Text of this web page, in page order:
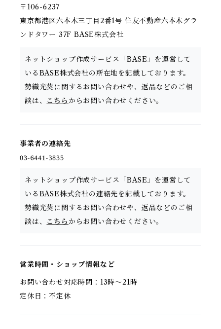
〒106-6237
東京都港区六本木三丁目2番1号 住友不動産六本木グラ
ンドタワー 37F BASE株式会社
ネットショップ作成サービス「BASE」を運営して
いるBASE株式会社の所在地を記載しております。
勢織光葵に関するお問い合わせや、返品などのご相
談は、 こちら からお問い合わせください。
事業者の連絡先
ネットショップ作成サービス「BASE」を運営して
いるBASE株式会社の連絡先を記載しております。
勢織光葵に関するお問い合わせや、返品などのご相
談は、 こちら からお問い合わせください。
営業時間・ショップ情報など
お問い合わせ対応時間：13時〜21時
定休日：不定休